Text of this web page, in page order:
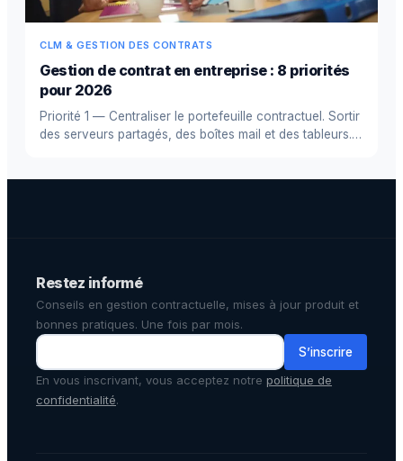
CLM & GESTION DES CONTRATS
Gestion de contrat en entreprise : 8 priorités
pour 2026
Priorité 1 — Centraliser le portefeuille contractuel. Sortir
des serveurs partagés, des boîtes mail et des tableurs.
Restez informé
Conseils en gestion contractuelle, mises à jour produit et
bonnes pratiques. Une fois par mois.
S’inscrire
En vous inscrivant, vous acceptez notre politique de
confidentialité.